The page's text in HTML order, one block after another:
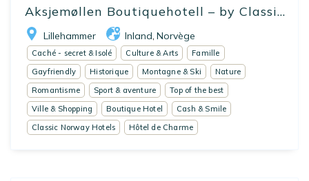
Aksjemøllen Boutiquehotell – by Classi...
Lillehammer Inland Norvège
Caché - secret & Isolé Culture & Arts
Famille
Gayfriendly
Historique Montagne & Ski
Nature
Romantisme
Sport & aventure
Top of the best
Ville & Shopping
Boutique Hotel
Cash & Smile
Classic Norway Hotels
Hôtel de Charme